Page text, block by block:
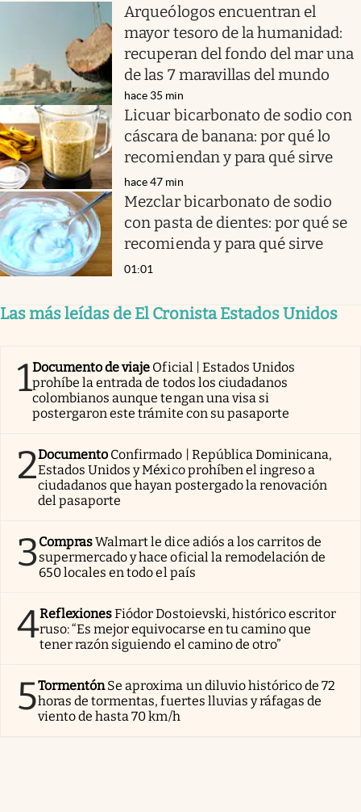
Arqueólogos encuentran el
mayor tesoro de la humanidad:
recuperan del fondo del mar una
de las 7 maravillas del mundo
hace 35 min
Licuar bicarbonato de sodio con
cáscara de banana: por qué lo
recomiendan y para qué sirve
hace 47 min
Mezclar bicarbonato de sodio
con pasta de dientes: por qué se
recomienda y para qué sirve
01:01
Las más leídas de El Cronista Estados Unidos
1Documento de viaje Oficial | Estados Unidos
prohíbe la entrada de todos los ciudadanos
colombianos aunque tengan una visa si
postergaron este trámite con su pasaporte
2Documento Confirmado | República Dominicana,
Estados Unidos y México prohíben el ingreso a
ciudadanos que hayan postergado la renovación
del pasaporte
3ComprasWalmart le dice adiós a los carritos de
supermercado y hace oficial la remodelación de
650 locales en todo el país
4ReflexionesFiódor Dostoievski, histórico escritor
ruso: “Es mejor equivocarse en tu camino que
tener razón siguiendo el camino de otro”
5TormentónSe aproxima un diluvio histórico de 72
horas de tormentas, fuertes lluvias y ráfagas de
viento de hasta 70 km/h